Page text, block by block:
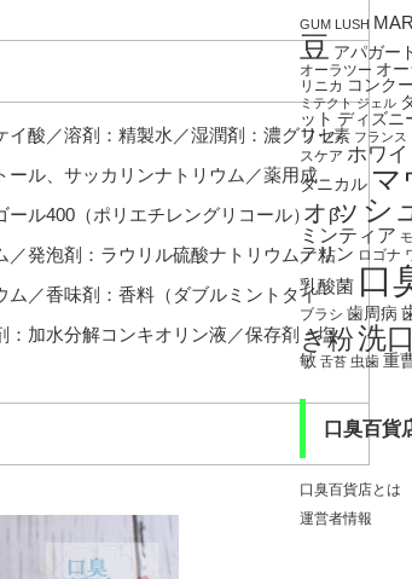
酸／溶剤：精製水／湿潤剤：濃グリセ
ール、サッカリンナトリウム／薬用成
ル400（ポリエチレングリコール）、β-
発泡剤：ラウリル硫酸ナトリウム／粘
／香味剤：香料（ダブルミントタイ
加水分解コンキオリン液／保存剤：塩
GUM LUSH
豆 アパガー
オーラツー オ
リニカ コンク
ミテクト ジェル
ット ディズニ
フッ素 フランス
スケア ホワ
タニカル マ
ォッシ
ミンティア
テリン ロゴナ
乳酸菌 口
ブラシ 歯周病
き粉洗
敏 舌苔 虫歯 重
口臭百貨
口臭百貨店とは
運営者情報